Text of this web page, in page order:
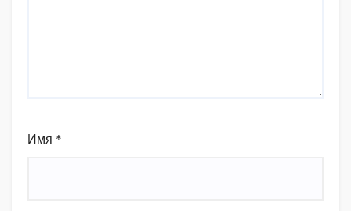
Имя *